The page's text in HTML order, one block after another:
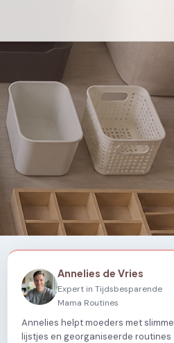
Annelies de Vries
Expert in Tijdsbesparende
Mama Routines
Annelies helpt moeders met slimme
lijstjes en georganiseerde routines